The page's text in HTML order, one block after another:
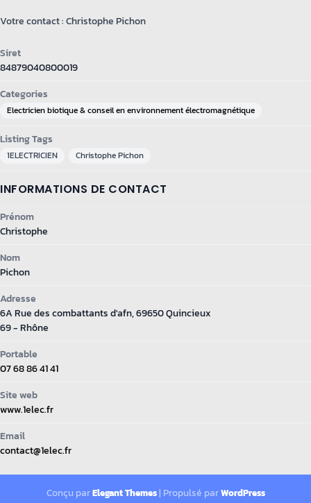
Votre contact : Christophe Pichon
Siret
84879040800019
Categories
Electricien biotique & conseil en environnement électromagnétique
Listing Tags
1ELECTRICIEN Christophe Pichon
INFORMATIONS DE CONTACT
Prénom
Christophe
Nom
Pichon
Adresse
6A Rue des combattants d'afn, 69650 Quincieux
69 - Rhône
Portable
07 68 86 41 41
Site web
www.1elec.fr
Email
contact@1elec.fr
Conçu parElegant Themes| Propulsé parWordPress